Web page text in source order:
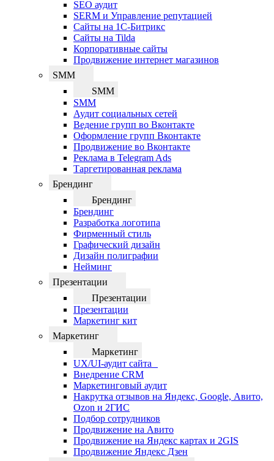
SEO аудит
SERM и Управление репутацией
Сайты на 1С-Битрикс
Сайты на Tilda
Корпоративные сайты
Продвижение интернет магазинов
SMM
SMM
SMM
Аудит социальных сетей
Ведение групп во Вконтакте
Оформление групп Вконтакте
Продвижение во Вконтакте
Реклама в Telegram Ads
Таргетированная реклама
Брендинг
Брендинг
Брендинг
Разработка логотипа
Фирменный стиль
Графический дизайн
Дизайн полиграфии
Нейминг
Презентации
Презентации
Презентации
Маркетинг кит
Маркетинг
Маркетинг
UX/UI-аудит сайта
Внедрение CRM
Маркетинговый аудит
Накрутка отзывов на Яндекс, Google, Авито,
Ozon и 2ГИС
Подбор сотрудников
Продвижение на Авито
Продвижение на Яндекс картах и 2GIS
Продвижение Яндекс Дзен